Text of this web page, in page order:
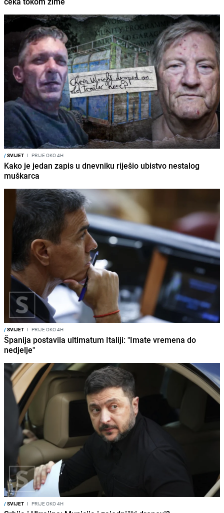
/SVIJET I PRIJE OKO 4H
Kako je jedan zapis u dnevniku riješio ubistvo nestalog
muškarca
/SVIJET I PRIJE OKO 4H
Španija postavila ultimatum Italiji: "Imate vremena do
nedjelje"
/SVIJET I PRIJE OKO 4H